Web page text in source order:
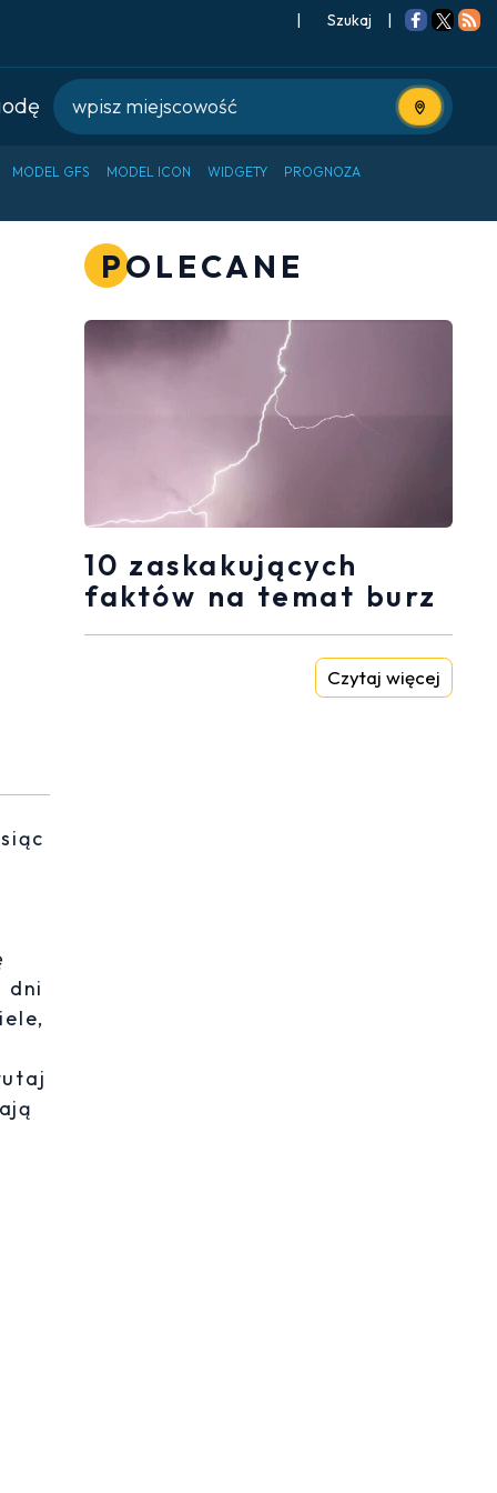
| |
Użyj
MODEL GFS MODEL ICON WIDGETY PROGNOZA
dni
POLECANE
10 zaskakujących
faktów na temat burz
Czytaj więcej